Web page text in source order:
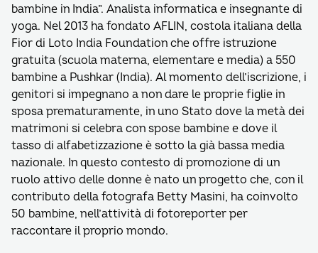
bambine in India”. Analista informatica e insegnante di
yoga. Nel 2013 ha fondato AFLIN, costola italiana della
Fior di Loto India Foundation che offre istruzione
gratuita (scuola materna, elementare e media) a 550
bambine a Pushkar (India). Al momento dell’iscrizione, i
genitori si impegnano a non dare le proprie figlie in
sposa prematuramente, in uno Stato dove la metà dei
matrimoni si celebra con spose bambine e dove il
tasso di alfabetizzazione è sotto la già bassa media
nazionale. In questo contesto di promozione di un
ruolo attivo delle donne è nato un progetto che, con il
contributo della fotografa Betty Masini, ha coinvolto
50 bambine, nell’attività di fotoreporter per
raccontare il proprio mondo.